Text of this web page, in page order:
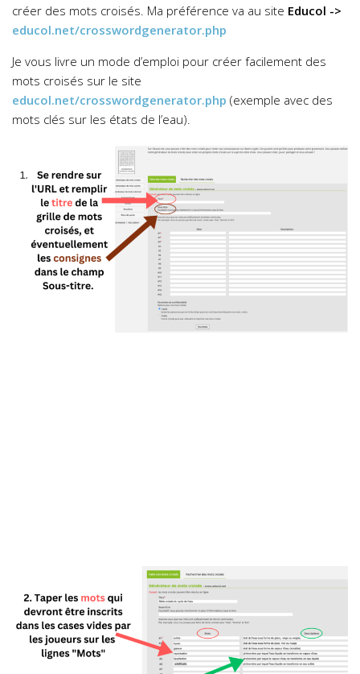
créer des mots croisés. Ma préférence va au site Educol ->
educol.net/crosswordgenerator.php
Je vous livre un mode d’emploi pour créer facilement des
mots croisés sur le site
educol.net/crosswordgenerator.php (exemple avec des
mots clés sur les états de l’eau).